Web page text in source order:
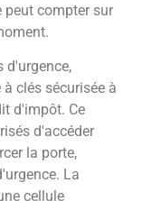
peut compter sur
d'urgence,
clés sécurisée à
d'impôt. Ce
d'accéder
la porte,
La
cellule